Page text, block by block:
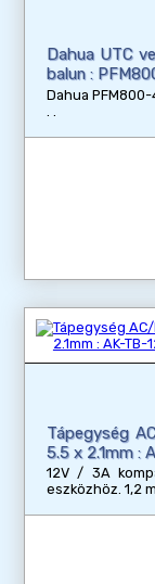
Dahua UTC
balun :
Dahua
Tápegység
5.5 x 2.1mm :
12V / 3A
eszközhöz. 1,2